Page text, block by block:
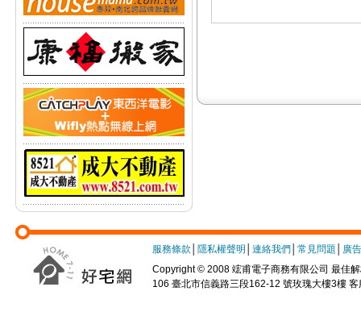
服務條款 隱私權聲明 連絡我們 常見問題
廣
Copyright © 2008 竤甫電子商務有限公司 最佳
106 臺北市信義路三段162-12 號玫瑰大樓3樓 客